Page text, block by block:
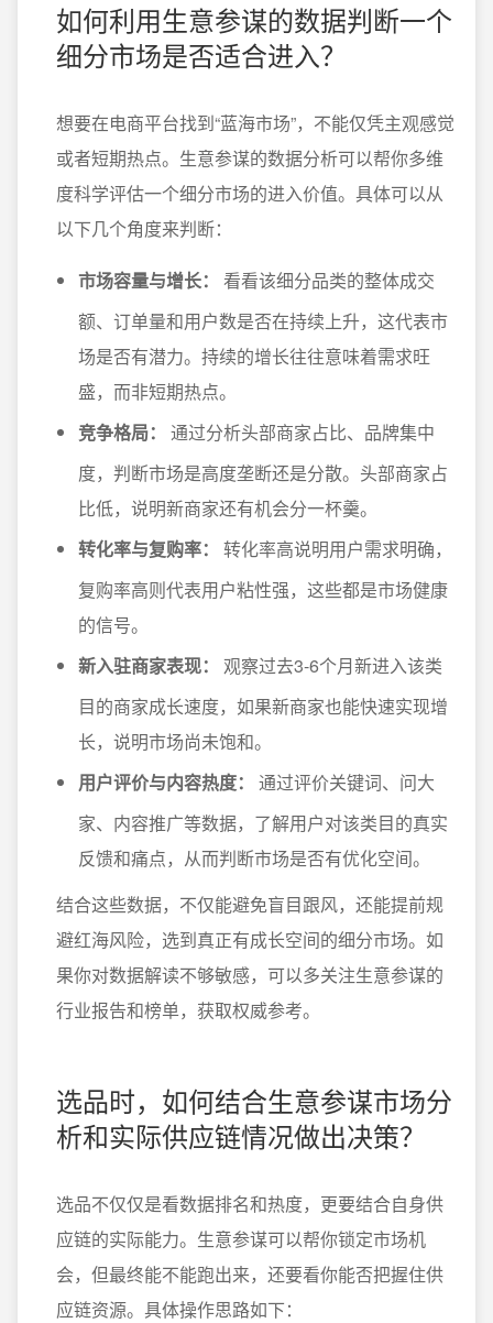
如何利用生意参谋的数据判断一个
细分市场是否适合进入？
想要在电商平台找到“蓝海市场”，不能仅凭主观感觉
或者短期热点。生意参谋的数据分析可以帮你多维
度科学评估一个细分市场的进入价值。具体可以从
以下几个角度来判断：
市场容量与增长：
看看该细分品类的整体成交
额、订单量和用户数是否在持续上升，这代表市
场是否有潜力。持续的增长往往意味着需求旺
盛，而非短期热点。
竞争格局：
通过分析头部商家占比、品牌集中
度，判断市场是高度垄断还是分散。头部商家占
比低，说明新商家还有机会分一杯羹。
转化率与复购率：
转化率高说明用户需求明确，
复购率高则代表用户粘性强，这些都是市场健康
的信号。
新入驻商家表现：
观察过去3-6个月新进入该类
目的商家成长速度，如果新商家也能快速实现增
长，说明市场尚未饱和。
用户评价与内容热度：
通过评价关键词、问大
家、内容推广等数据，了解用户对该类目的真实
反馈和痛点，从而判断市场是否有优化空间。
结合这些数据，不仅能避免盲目跟风，还能提前规
避红海风险，选到真正有成长空间的细分市场。如
果你对数据解读不够敏感，可以多关注生意参谋的
行业报告和榜单，获取权威参考。
选品时，如何结合生意参谋市场分
析和实际供应链情况做出决策？
选品不仅仅是看数据排名和热度，更要结合自身供
应链的实际能力。生意参谋可以帮你锁定市场机
会，但最终能不能跑出来，还要看你能否把握住供
应链资源。具体操作思路如下：